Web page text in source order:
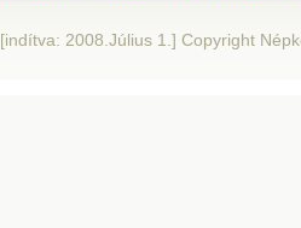
[indítva: 2008.Július 1.] Copyright